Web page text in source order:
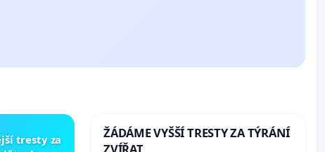
tresty za
ŽÁDÁME VYŠŠÍ TRESTY ZA TÝRÁNÍ